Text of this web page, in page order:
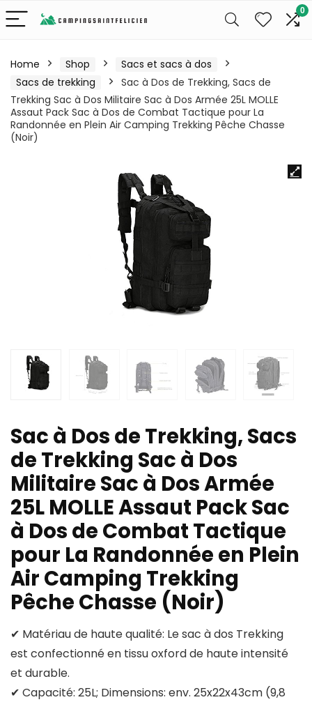
0
Home Shop
Sacs et sacs à dos
Sacs de trekking
Sac à Dos de Trekking, Sacs de
Trekking Sac à Dos Militaire Sac à Dos Armée 25L MOLLE
Assaut Pack Sac à Dos de Combat Tactique pour La
Randonnée en Plein Air Camping Trekking Pêche Chasse
(Noir)
Sac à Dos de Trekking, Sacs
de Trekking Sac à Dos
Militaire Sac à Dos Armée
25L MOLLE Assaut Pack Sac
à Dos de Combat Tactique
pour La Randonnée en Plein
Air Camping Trekking
Pêche Chasse (Noir)
✔ Matériau de haute qualité: Le sac à dos Trekking
est confectionné en tissu oxford de haute intensité
et durable.
✔ Capacité: 25L; Dimensions: env. 25x22x43cm (9,8